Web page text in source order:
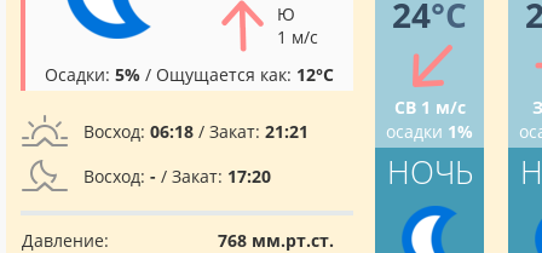
Ю
1 м/с
Осадки: 5% / Ощущается как: 12°C
Восход: 06:18 / Закат: 21:21
Восход: - / Закат: 17:20
Давление:
768 мм.рт.ст.
24°C
СВ 1 м/с
осадки 1%
НОЧЬ